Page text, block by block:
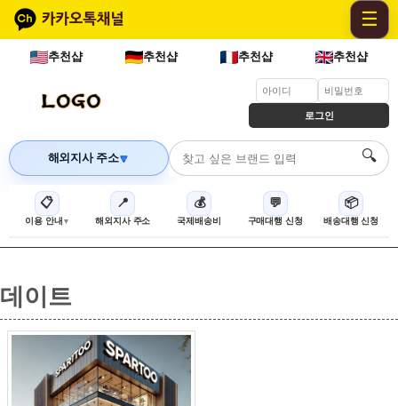
☰
추천샵 추천샵 추천샵 추천샵
로그인
해외지사 주소🔽 🔍
📋
이용 안내
📍
해외지사 주소
💰
국제배송비
💬
구매대행 신청
📦
배송대행 신청
데이트